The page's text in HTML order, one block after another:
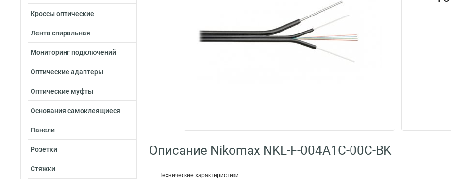
Кроссы оптические
Лента спиральная
Мониторинг подключений
Оптические адаптеры
Оптические муфты
Основания самоклеящиеся
Панели
Розетки
Стяжки
Описание Nikomax NKL-F-004A1C-00C-BK
Технические характеристики: